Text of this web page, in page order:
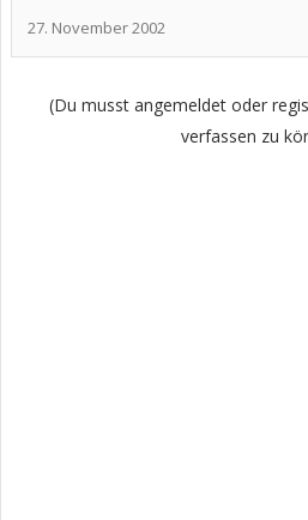
27. November 2002
(Du musst angemeldet oder
verfassen zu